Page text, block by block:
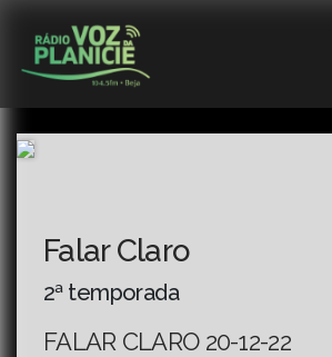
Falar Claro
2ª temporada
FALAR CLARO 20-12-22